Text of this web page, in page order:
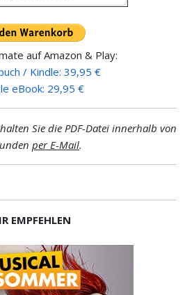
auf Amazon & Play:
/ Kindle: 39,95 €
eBook: 29,95 €
Sie die PDF-Datei innerhalb von
per E-Mail.
EMPFEHLEN